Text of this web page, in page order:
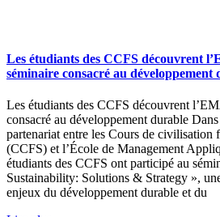
Les étudiants des CCFS découvrent
séminaire consacré au développement
Les étudiants des CCFS découvrent
consacré au développement durable
partenariat entre les Cours de civilisation
(CCFS) et l’École de Management
étudiants des CCFS ont participé au
Sustainability: Solutions & Strategy »,
enjeux du développement durable et du